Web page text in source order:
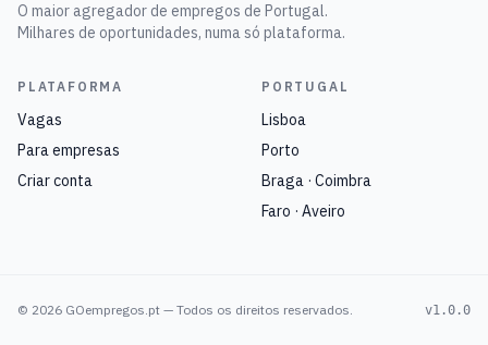
O maior agregador de empregos de Portugal.
Milhares de oportunidades, numa só plataforma.
PLATAFORMA
Vagas
Para empresas
Criar conta
PORTUGAL
Lisboa
Porto
Braga · Coimbra
Faro · Aveiro
© 2026 GOempregos.pt — Todos os direitos reservados. v1.0.0